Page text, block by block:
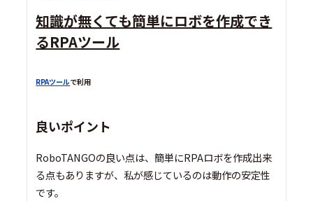
知識が無くても簡単にロボを作成でき
るRPAツール
RPAツールで利用
良いポイント
RoboTANGOの良い点は、簡単にRPAロボを作成出来
る点もありますが、私が感じているのは動作の安定性
です。